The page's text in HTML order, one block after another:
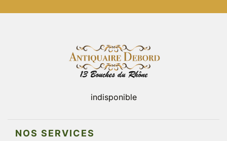
indisponible
NOS SERVICES